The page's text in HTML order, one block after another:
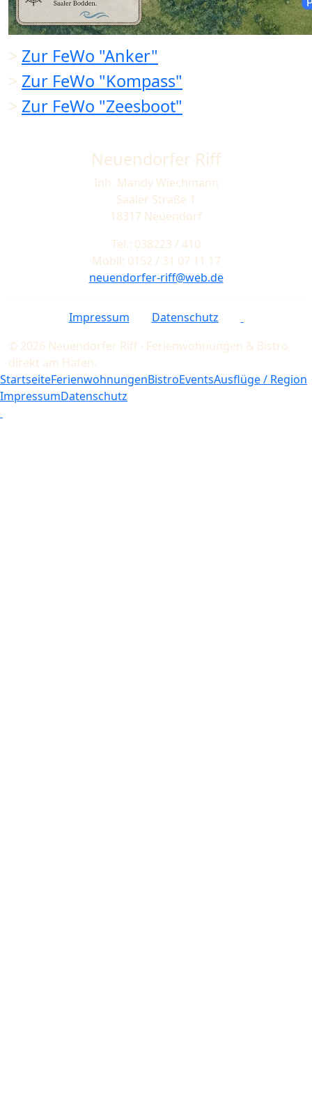
> Zur FeWo "Anker"
> Zur FeWo "Kompass"
> Zur FeWo "Zeesboot"
Neuendorfer Riff
Inh. Mandy Wiechmann
Saaler Straße 1
18317 Neuendorf
Tel.: 038223 / 410
Mobil: 0152 / 31 07 11 17
neuendorfer-riff@web.de
Impressum
Datenschutz
© 2026 Neuendorfer Riff - Ferienwohnungen & Bistro
direkt am Hafen.
StartseiteFerienwohnungenBistroEventsAusflüge / Region
ImpressumDatenschutz